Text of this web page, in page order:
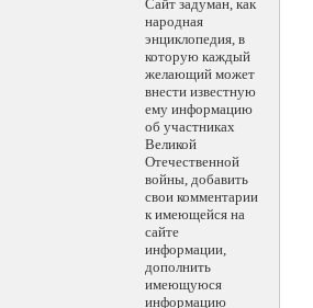
Сайт задуман, как
народная
энциклопедия, в
которую каждый
желающий может
внести известную
ему информацию
об участниках
Великой
Отечественной
войны, добавить
свои комментарии
к имеющейся на
сайте
информации,
дополнить
имеющуюся
информацию